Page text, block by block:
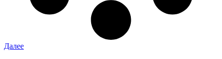
Далее